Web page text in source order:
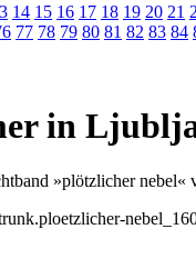
14 15 16 17 18 19 20 21
77 78 79 80 81 82 83 84
in
»plötzlicher